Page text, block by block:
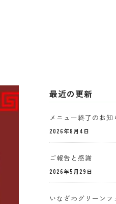
最近の更新
メニュー終了のお知
2026年8月4日
ご報告と感謝
2026年5月29日
いなざわグリーンフ